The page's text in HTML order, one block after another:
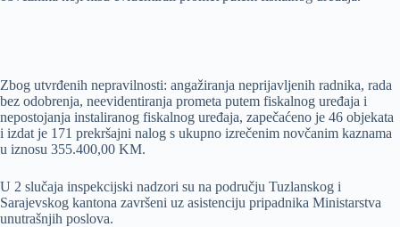
Zbog utvrđenih nepravilnosti: angažiranja neprijavljenih radnika, rada
bez odobrenja, neevidentiranja prometa putem fiskalnog uređaja i
nepostojanja instaliranog fiskalnog uređaja, zapečaćeno je 46 objekata
i izdat je 171 prekršajni nalog s ukupno izrečenim novčanim kaznama
u iznosu 355.400,00 KM.
U 2 slučaja inspekcijski nadzori su na području Tuzlanskog i
Sarajevskog kantona završeni uz asistenciju pripadnika Ministarstva
unutrašnjih poslova.